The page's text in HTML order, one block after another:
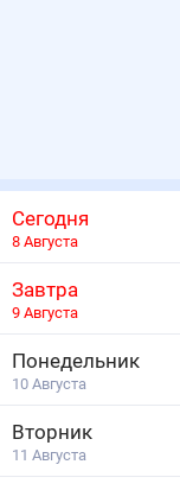
Сегодня
8 Августа
Завтра
9 Августа
Понедельник
10 Августа
Вторник
11 Августа